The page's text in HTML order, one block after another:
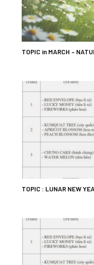
TOPIC in MARCH –
TOPIC : LUNAR NEW